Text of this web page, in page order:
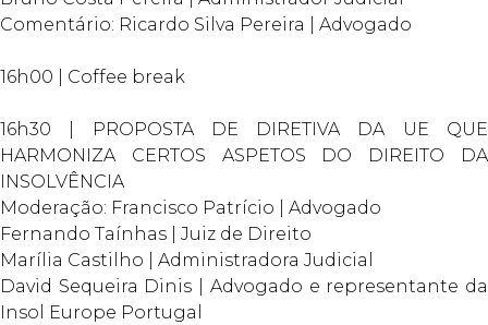
Comentário: Ricardo Silva Pereira | Advogado
16h00 | Coffee break
16h30 | PROPOSTA DE DIRETIVA DA UE QUE
HARMONIZA CERTOS ASPETOS DO DIREITO DA
INSOLVÊNCIA
Moderação: Francisco Patrício | Advogado
Fernando Taínhas | Juiz de Direito
Marília Castilho | Administradora Judicial
David Sequeira Dinis | Advogado e representante da
Insol Europe Portugal